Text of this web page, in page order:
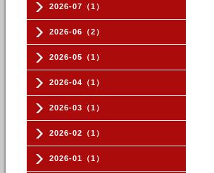
2026-07（1）
2026-06（2）
2026-05（1）
2026-04（1）
2026-03（1）
2026-02（1）
2026-01（1）